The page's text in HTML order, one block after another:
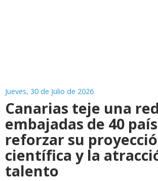
Jueves, 30 de Julio de 2026
Canarias teje una
embajadas de 40
reforzar su
científica y la
talento